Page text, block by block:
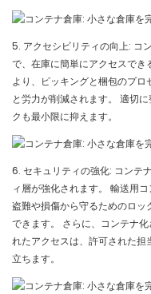
5. アクセシビリティの向上: コ
で、在庫に簡単にアクセスで
より、ピッキングと梱包のプ
と労力が削減されます。 適切
クも最小限に抑えます。
6. セキュリティの強化: コンテ
ィ層が強化されます。 輸送用
盗難や損傷から守るためのロ
できます。 さらに、コンテナ
れたアクセスは、許可された
立ちます。